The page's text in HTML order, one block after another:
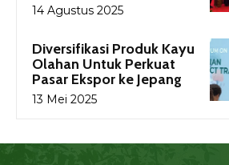
14 Agustus 2025
Diversifikasi Produk Kayu
Olahan Untuk Perkuat
Pasar Ekspor ke Jepang
13 Mei 2025